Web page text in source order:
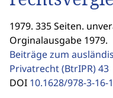
1979. 335 Seiten.
Orginalausgabe 1979.
Beiträge zum
Privatrecht (BtrIPR)43
DOI 10.1628/978-3-16-